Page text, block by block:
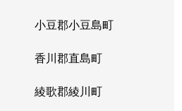
小豆郡小豆島町
香川郡直島町
綾歌郡綾川町